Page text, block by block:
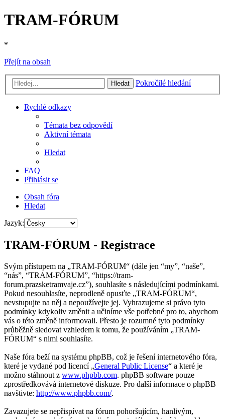
TRAM-FÓRUM
*
Přejít na obsah
Hledat Pokročilé hledání
Rychlé odkazy
Témata bez odpovědí
Aktivní témata
Hledat
FAQ
Přihlásit se
Obsah fóra
Hledat
Jazyk:
TRAM-FÓRUM - Registrace
Svým přístupem na „TRAM-FÓRUM“ (dále jen “my”, “naše”,
“nás”, “TRAM-FÓRUM”, “https://tram-
forum.prazsketramvaje.cz”), souhlasíte s následujícími podmínkami.
Pokud nesouhlasíte, neprodleně opusťte „TRAM-FÓRUM“,
nevstupujte na něj a nepoužívejte jej. Vyhrazujeme si právo tyto
podmínky kdykoliv změnit a učiníme vše potřebné pro to, abychom
vás o této změně informovali. Přesto je rozumné tyto podmínky
průběžně sledovat vzhledem k tomu, že používáním „TRAM-
FÓRUM“ s nimi souhlasíte.
Naše fóra beží na systému phpBB, což je řešení internetového fóra,
které je vydané pod licencí „General Public License“ a které je
možno stáhnout z www.phpbb.com. phpBB software pouze
zprostředkovává internetové diskuze. Pro další informace o phpBB
navštivte: http://www.phpbb.com/.
Zavazujete se nepřispívat na fórum pohoršujícím, hanlivým,